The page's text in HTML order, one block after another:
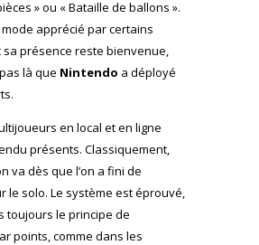
» ou « Bataille de ballons ».
apprécié par certains
sa présence reste bienvenue,
là que Nintendo a déployé
en local et en ligne
présents. Classiquement,
va dès que l’on a fini de
le solo. Le système est éprouvé,
toujours le principe de
points, comme dans les